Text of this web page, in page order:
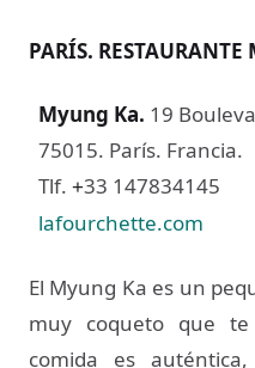
PARÍS.
Myung Ka. 19
75015. París. Francia.
Tlf. +33 147834145
lafourchette.com
El Myung Ka es un
muy coqueto que
comida es